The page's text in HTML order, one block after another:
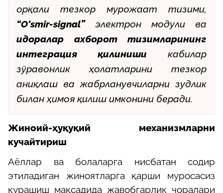
орқали тезкор мурожаат тизими,
“O‘smir-signal”электрон модули ва
идоралар ахборот тизимларининг
интеграция қилиниши кабилар
зўравонлик ҳолатларини тезкор
аниқлаш ва жабрланувчиларни зудлик
билан ҳимоя қилиш имконини беради.
Жиноий-ҳуқуқий механизмларни
кучайтириш
Аёллар ва болаларга нисбатан содир
этиладиган жиноятларга қарши муросасиз
курашиш мақсадида жавобгарлик чоралари